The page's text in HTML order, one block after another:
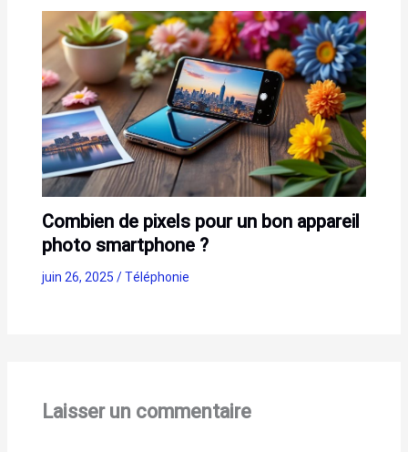
Combien de pixels pour un bon appareil
photo smartphone ?
juin 26, 2025/Téléphonie
Laisser un commentaire